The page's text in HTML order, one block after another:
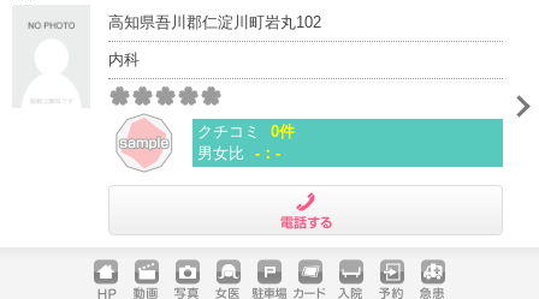
高知県吾川郡仁淀川町岩丸102
内科
クチコミ
0件
男女比 -：-